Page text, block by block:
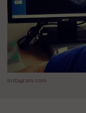
Instagram.com